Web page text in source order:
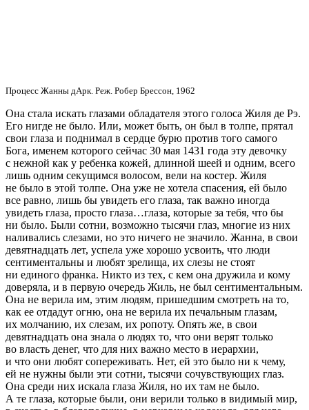
Процесс Жанны дАрк. Реж. Робер Брессон, 1962
Она стала искать глазами обладателя этого голоса Жиля де Рэ.
Его нигде не было. Или, может быть, он был в толпе, прятал
свои глаза и поднимал в сердце бурю против того самого
Бога, именем которого сейчас 30 мая 1431 года эту девочку
с нежной как у ребенка кожей, длинной шеей и одним, всего
лишь одним секущимся волосом, вели на костер. Жиля
не было в этой толпе. Она уже не хотела спасения, ей было
все равно, лишь бы увидеть его глаза, так важно иногда
увидеть глаза, просто глаза…глаза, которые за тебя, что бы
ни было. Были сотни, возможно тысячи глаз, многие из них
наливались слезами, но это ничего не значило. Жанна, в свои
девятнадцать лет, успела уже хорошо усвоить, что люди
сентиментальны и любят зрелища, их слезы не стоят
ни единого франка. Никто из тех, с кем она дружила и кому
доверяла, и в первую очередь Жиль, не был сентиментальным.
Она не верила им, этим людям, пришедшим смотреть на то,
как ее отдадут огню, она не верила их печальным глазам,
их молчанию, их слезам, их ропоту. Опять же, в свои
девятнадцать она знала о людях то, что они верят только
во власть денег, что для них важно место в иерархии,
и что они любят сопереживать. Нет, ей это было ни к чему,
ей не нужны были эти сотни, тысячи сочувствующих глаз.
Она среди них искала глаза Жиля, но их там не было.
А те глаза, которые были, они верили только в видимый мир,